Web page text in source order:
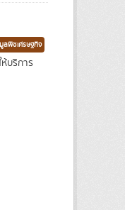
ลพืชเศรษฐกิจ
บริการ